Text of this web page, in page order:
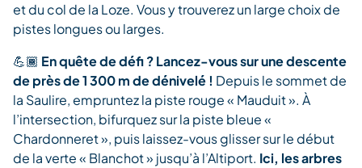
et du col de la Loze. Vous y trouverez un large choix de
pistes longues ou larges.
💪🏾 En quête de défi ? Lancez-vous sur une descente
de près de 1 300 m de dénivelé ! Depuis le sommet de
la Saulire, empruntez la piste rouge « Mauduit ». À
l’intersection, bifurquez sur la piste bleue «
Chardonneret », puis laissez-vous glisser sur le début
de la verte « Blanchot » jusqu’à l’Altiport. Ici, les arbres